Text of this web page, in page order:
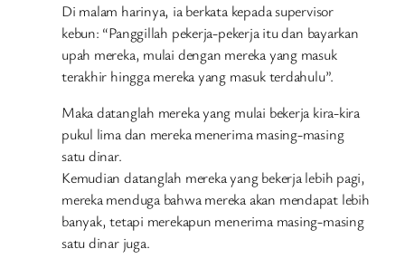
Di malam harinya, ia berkata kepada supervisor
kebun: “Panggillah pekerja-pekerja itu dan bayarkan
upah mereka, mulai dengan mereka yang masuk
terakhir hingga mereka yang masuk terdahulu”.
Maka datanglah mereka yang mulai bekerja kira-kira
pukul lima dan mereka menerima masing-masing
satu dinar.
Kemudian datanglah mereka yang bekerja lebih pagi,
mereka menduga bahwa mereka akan mendapat lebih
banyak, tetapi merekapun menerima masing-masing
satu dinar juga.